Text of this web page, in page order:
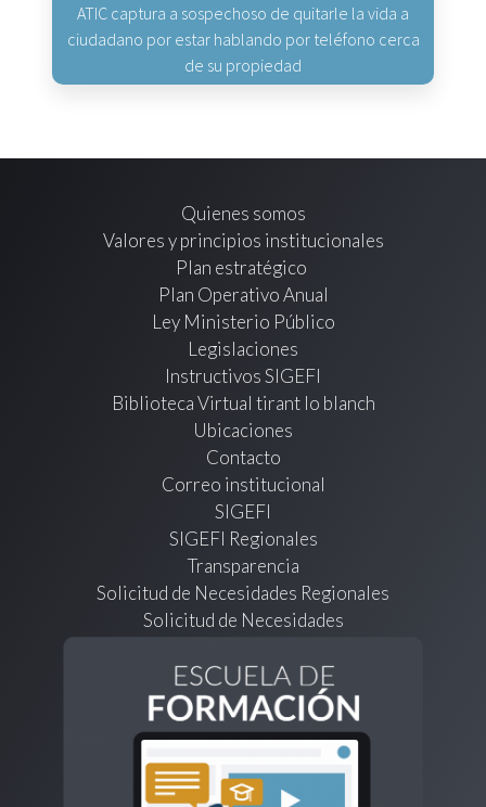
ATIC captura a sospechoso de quitarle la vida a
ciudadano por estar hablando por teléfono cerca
de su propiedad
Quienes somos
Valores y principios institucionales
Plan estratégico
Plan Operativo Anual
Ley Ministerio Público
Legislaciones
Instructivos SIGEFI
Biblioteca Virtual tirant lo blanch
Ubicaciones
Contacto
Correo institucional
SIGEFI
SIGEFI Regionales
Transparencia
Solicitud de Necesidades Regionales
Solicitud de Necesidades